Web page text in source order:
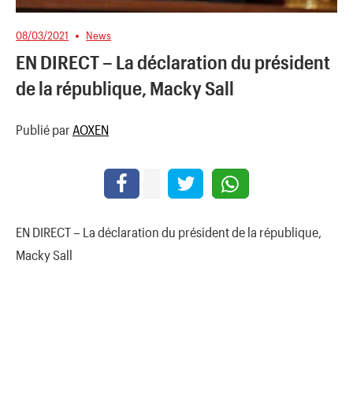
08/03/2021 News
EN DIRECT – La déclaration du président
de la république, Macky Sall
Publié par AOXEN
EN DIRECT – La déclaration du président de la république,
Macky Sall